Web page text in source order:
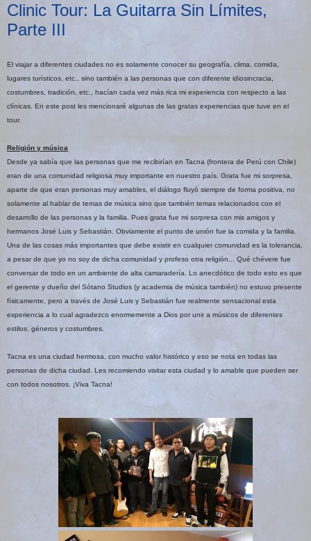
Clinic Tour: La Guitarra Sin Límites,
Parte III
El viajar a diferentes ciudades no es solamente conocer su geografía, clima, comida,
lugares turísticos, etc., sino también a las personas que con diferente idiosincracia,
costumbres, tradición, etc., hacían cada vez más rica mi experiencia con respecto a las
clínicas. En este post les mencionaré algunas de las gratas experiencias que tuve en el
tour.
Religión y música
Desde ya sabía que las personas que me recibirían en Tacna (frontera de Perú con Chile)
eran de una comunidad religiosa muy importante en nuestro país. Grata fue mi sorpresa,
aparte de que eran personas muy amables, el diálogo fluyó siempre de forma positiva, no
solamente al hablar de temas de música sino que también temas relacionados con el
desarrollo de las personas y la familia. Pues grata fue mi sorpresa con mis amigos y
hermanos José Luis y Sebastián. Obviamente el punto de unión fue la comida y la familia.
Una de las cosas más importantes que debe existir en cualquier comunidad es la tolerancia,
a pesar de que yo no soy de dicha comunidad y profeso otra religión... Qué chévere fue
conversar de todo en un ambiente de alta camaradería. Lo anecdótico de todo esto es que
el gerente y dueño del Sótano Studios (y academia de música también) no estuvo presente
físicamente, pero a través de José Luis y Sebastián fue realmente sensacional esta
experiencia a lo cual agradezco enormemente a Dios por unir a músicos de diferentes
estilos, géneros y costumbres.
Tacna es una ciudad hermosa, con mucho valor histórico y eso se nota en todas las
personas de dicha ciudad. Les recomiendo visitar esta ciudad y lo amable que pueden ser
con todos nosotros. ¡Viva Tacna!